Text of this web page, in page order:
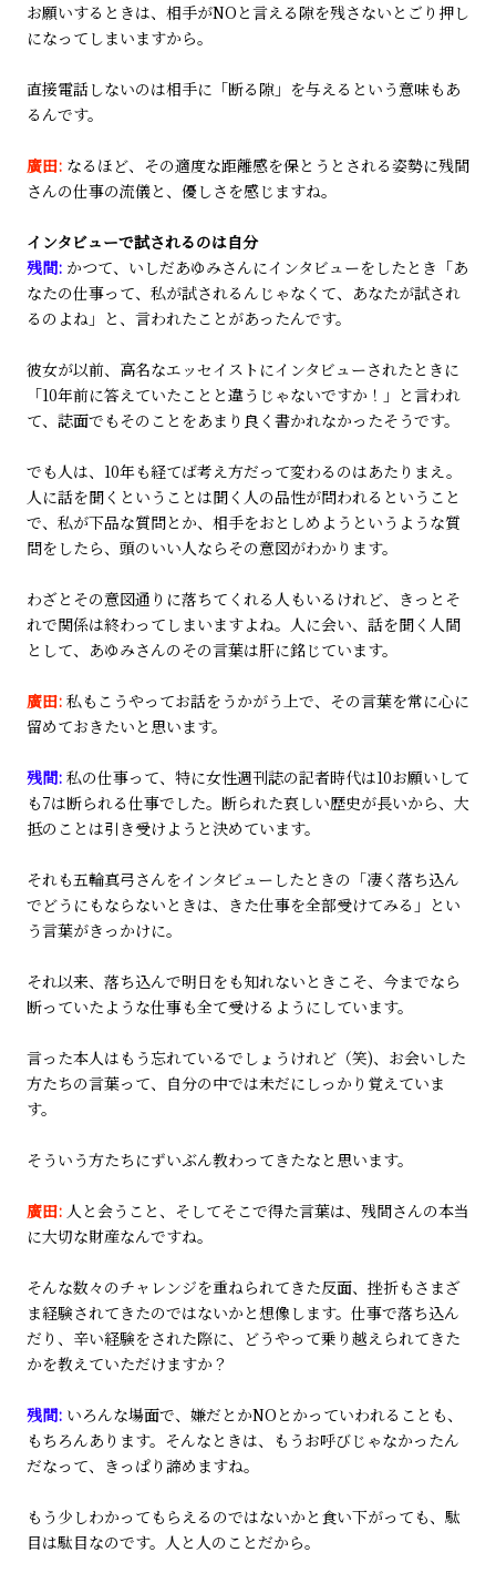
お願いするときは、相手がNOと言える隙を残さないとごり押し
になってしまいますから。
直接電話しないのは相手に「断る隙」を与えるという意味もあ
るんです。
廣田: なるほど、その適度な距離感を保とうとされる姿勢に残間
さんの仕事の流儀と、優しさを感じますね。
インタビューで試されるのは自分
残間: かつて、いしだあゆみさんにインタビューをしたとき「あ
なたの仕事って、私が試されるんじゃなくて、あなたが試され
るのよね」と、言われたことがあったんです。
彼女が以前、高名なエッセイストにインタビューされたときに
「10年前に答えていたことと違うじゃないですか！」と言われ
て、誌面でもそのことをあまり良く書かれなかったそうです。
でも人は、10年も経てば考え方だって変わるのはあたりまえ。
人に話を聞くということは聞く人の品性が問われるということ
で、私が下品な質問とか、相手をおとしめようというような質
問をしたら、頭のいい人ならその意図がわかります。
わざとその意図通りに落ちてくれる人もいるけれど、きっとそ
れで関係は終わってしまいますよね。人に会い、話を聞く人間
として、あゆみさんのその言葉は肝に銘じています。
廣田: 私もこうやってお話をうかがう上で、その言葉を常に心に
留めておきたいと思います。
残間: 私の仕事って、特に女性週刊誌の記者時代は10お願いして
も7は断られる仕事でした。断られた哀しい歴史が長いから、大
抵のことは引き受けようと決めています。
それも五輪真弓さんをインタビューしたときの「凄く落ち込ん
でどうにもならないときは、きた仕事を全部受けてみる」とい
う言葉がきっかけに。
それ以来、落ち込んで明日をも知れないときこそ、今までなら
断っていたような仕事も全て受けるようにしています。
言った本人はもう忘れているでしょうけれど（笑)、お会いした
方たちの言葉って、自分の中では未だにしっかり覚えていま
す。
そういう方たちにずいぶん教わってきたなと思います。
廣田: 人と会うこと、そしてそこで得た言葉は、残間さんの本当
に大切な財産なんですね。
そんな数々のチャレンジを重ねられてきた反面、挫折もさまざ
ま経験されてきたのではないかと想像します。仕事で落ち込ん
だり、辛い経験をされた際に、どうやって乗り越えられてきた
かを教えていただけますか？
残間: いろんな場面で、嫌だとかNOとかっていわれることも、
もちろんあります。そんなときは、もうお呼びじゃなかったん
だなって、きっぱり諦めますね。
もう少しわかってもらえるのではないかと食い下がっても、駄
目は駄目なのです。人と人のことだから。